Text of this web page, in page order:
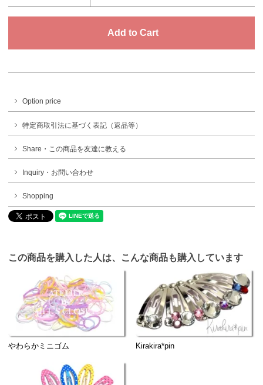
Option price
特定商取引法に基づく表記（返品等）
Share・この商品を友達に教える
Inquiry・お問い合わせ
Shopping
この商品を購入した人は、こんな商品も購入しています
やわらかミニゴム Kirakira*pin